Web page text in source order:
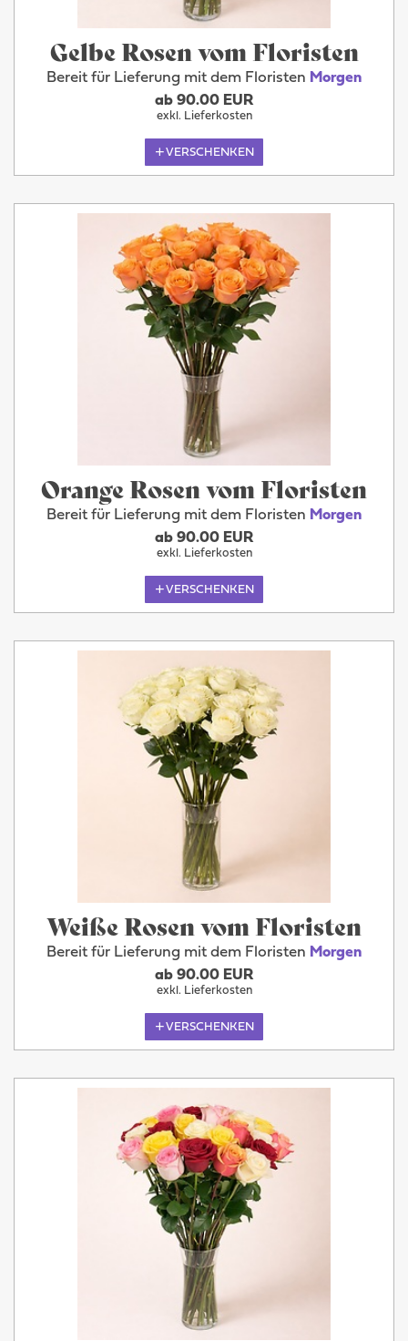
Gelbe Rosen vom Floristen
Bereit für Lieferung mit dem Floristen Morgen
ab 90.00 EUR
exkl. Lieferkosten
VERSCHENKEN
Orange Rosen vom Floristen
Bereit für Lieferung mit dem Floristen Morgen
ab 90.00 EUR
exkl. Lieferkosten
VERSCHENKEN
Weiße Rosen vom Floristen
Bereit für Lieferung mit dem Floristen Morgen
ab 90.00 EUR
exkl. Lieferkosten
VERSCHENKEN